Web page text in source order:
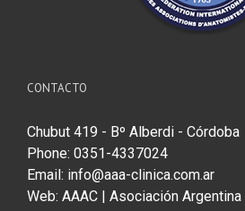
CONTACTO
Chubut 419 - Bº Alberdi - Córdoba
Phone: 0351-4337024
Email: info@aaa-clinica.com.ar
Web: AAAC | Asociación